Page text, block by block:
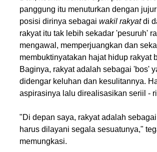
panggung itu menuturkan dengan
posisi dirinya sebagai wakil rakyatdi
rakyat itu tak lebih sekadar 'pesuruh'
mengawal, memperjuangkan dan
membuktinyatakan hajat hidup rakyat
Baginya, rakyat adalah sebagai 'bos'
didengar keluhan dan kesulitannya.
aspirasinya lalu direalisasikan seriil -
"Di depan saya, rakyat adalah
harus dilayani segala sesuatunya,"
memungkasi.